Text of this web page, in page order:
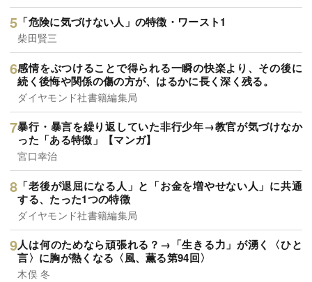
「危険に気づけない人」の特徴・ワースト1
柴田賢三
感情をぶつけることで得られる一瞬の快楽より、その後に
続く後悔や関係の傷の方が、はるかに長く深く残る。
ダイヤモンド社書籍編集局
暴行・暴言を繰り返していた非行少年→教官が気づけなか
った「ある特徴」【マンガ】
宮口幸治
「老後が退屈になる人」と「お金を増やせない人」に共通
する、たった1つの特徴
ダイヤモンド社書籍編集局
人は何のためなら頑張れる？→「生きる力」が湧く〈ひと
言〉に胸が熱くなる〈風、薫る第94回〉
木俣 冬